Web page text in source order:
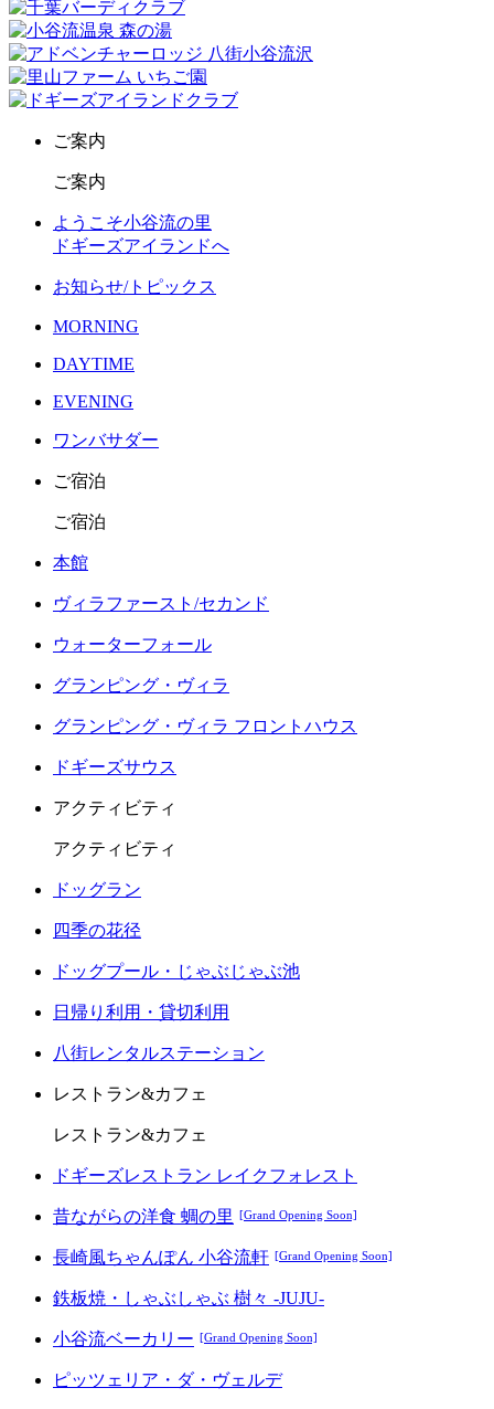
ご案内
ご案内
ようこそ小谷流の里
ドギーズアイランドへ
お知らせ/トピックス
MORNING
DAYTIME
EVENING
ワンバサダー
ご宿泊
ご宿泊
本館
ヴィラファースト/セカンド
ウォーターフォール
グランピング・ヴィラ
グランピング・ヴィラ フロントハウス
ドギーズサウス
アクティビティ
アクティビティ
ドッグラン
四季の花径
ドッグプール・じゃぶじゃぶ池
日帰り利用・貸切利用
八街レンタルステーション
レストラン&カフェ
レストラン&カフェ
ドギーズレストラン レイクフォレスト
昔ながらの洋食 蜩の里 [Grand Opening Soon]
長崎風ちゃんぽん 小谷流軒 [Grand Opening Soon]
鉄板焼・しゃぶしゃぶ 樹々 -JUJU-
小谷流ベーカリー [Grand Opening Soon]
ピッツェリア・ダ・ヴェルデ